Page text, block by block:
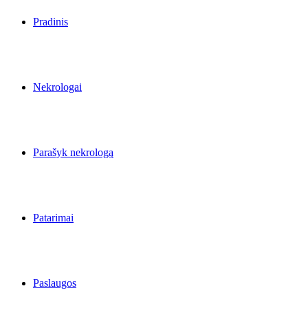
Pradinis
Nekrologai
Parašyk nekrologą
Patarimai
Paslaugos